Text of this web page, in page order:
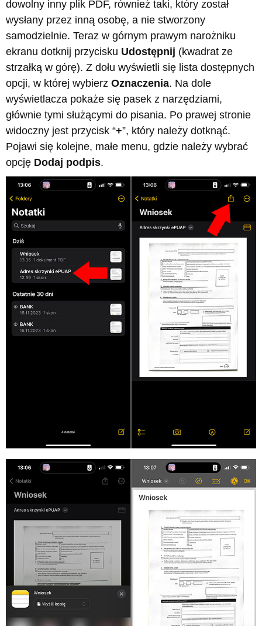
dowolny inny plik PDF, również taki, który został
wysłany przez inną osobę, a nie stworzony
samodzielnie. Teraz w górnym prawym narożniku
ekranu dotknij przycisku Udostępnij (kwadrat ze
strzałką w górę). Z dołu wyświetli się lista dostępnych
opcji, w której wybierz Oznaczenia. Na dole
wyświetlacza pokaże się pasek z narzędziami,
głównie tymi służącymi do pisania. Po prawej stronie
widoczny jest przycisk “+”, który należy dotknąć.
Pojawi się kolejne, małe menu, gdzie należy wybrać
opcję Dodaj podpis.